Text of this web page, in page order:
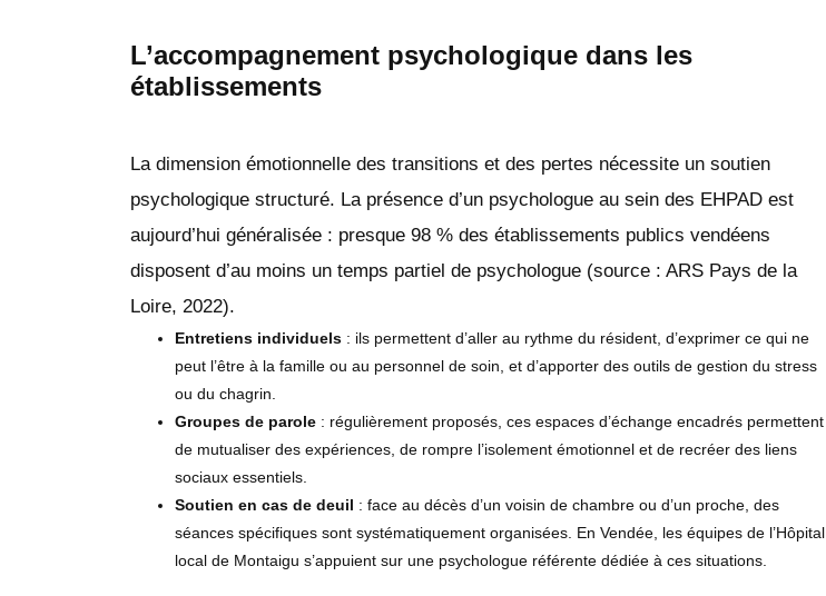
L’accompagnement psychologique dans les
établissements
La dimension émotionnelle des transitions et des pertes nécessite un soutien
psychologique structuré. La présence d’un psychologue au sein des EHPAD est
aujourd’hui généralisée : presque 98 % des établissements publics vendéens
disposent d’au moins un temps partiel de psychologue (source : ARS Pays de la
Loire, 2022).
Entretiens individuels : ils permettent d’aller au rythme du résident, d’exprimer ce qui ne
peut l’être à la famille ou au personnel de soin, et d’apporter des outils de gestion du stress
ou du chagrin.
Groupes de parole : régulièrement proposés, ces espaces d’échange encadrés permettent
de mutualiser des expériences, de rompre l’isolement émotionnel et de recréer des liens
sociaux essentiels.
Soutien en cas de deuil : face au décès d’un voisin de chambre ou d’un proche, des
séances spécifiques sont systématiquement organisées. En Vendée, les équipes de l’Hôpital
local de Montaigu s’appuient sur une psychologue référente dédiée à ces situations.